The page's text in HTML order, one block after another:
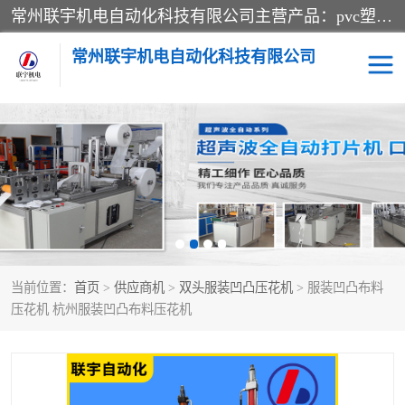
常州联宇机电自动化科技有限公司主营产品：pvc塑料焊机、高频热合机、软膜天花压边机、服装布料凹凸压花机、布料3d压印设备、服装植胶设备、超声波布料花边机、无纺布热合机、全自动压花机。
常州联宇机电自动化科技有限公司
当前位置： 首页 > 供应商机 > 双头服装凹凸压花机 > 服装凹凸布料
压花机 杭州服装凹凸布料压花机
压花定型机以及压花模具 超声波热合机
高频热合机 超声波花边机
超声波复合压花机 凹凸压花机压标机
3040凹凸压花机 双头服装凹凸压花机
高频压花压标机 自动超声波打片成型机